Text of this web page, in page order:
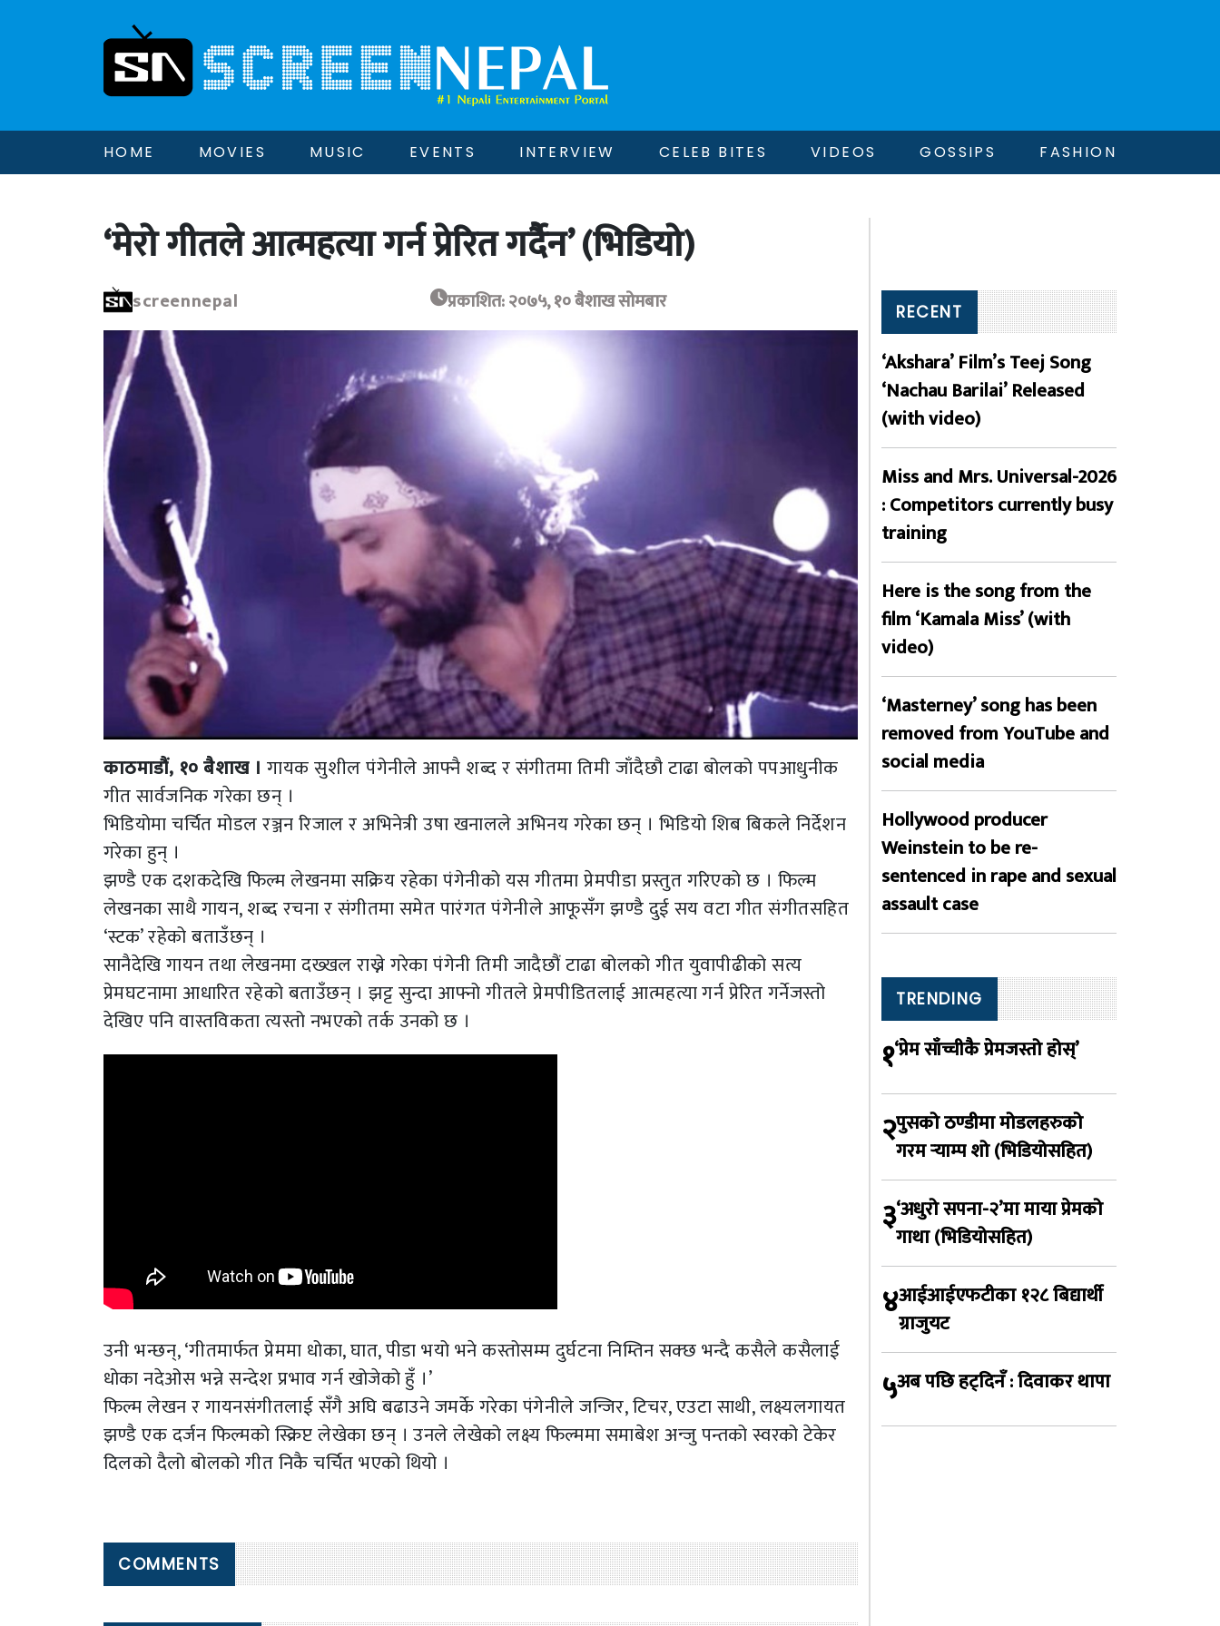
HOME MOVIES MUSIC EVENTS INTERVIEW CELEB BITES VIDEOS GOSSIPS FASHION
‘मेरो गीतले आत्महत्या गर्न प्रेरित गर्दैैन’ (भिडियो)
screennepal प्रकाशित: २०७५, १० बैशाख सोमबार
काठमाडौं, १० बैशाख । गायक सुशील पंगेनीले आफ्नै शब्द र संगीतमा तिमी जाँदैछौ टाढा बोलको पपआधुनीक
गीत सार्वजनिक गरेका छन् ।
भिडियोमा चर्चित मोडल रञ्जन रिजाल र अभिनेत्री उषा खनालले अभिनय गरेका छन् । भिडियो शिब बिकले निर्देशन
गरेका हुन् ।
झण्डै एक दशकदेखि फिल्म लेखनमा सक्रिय रहेका पंगेनीको यस गीतमा प्रेमपीडा प्रस्तुत गरिएको छ । फिल्म
लेखनका साथै गायन, शब्द रचना र संगीतमा समेत पारंगत पंगेनीले आफूसँग झण्डै दुई सय वटा गीत संगीतसहित
‘स्टक’ रहेको बताउँछन् ।
सानैदेखि गायन तथा लेखनमा दख्खल राख्ने गरेका पंगेनी तिमी जादैछौं टाढा बोलको गीत युवापीढीको सत्य
प्रेमघटनामा आधारित रहेको बताउँछन् । झट्ट सुन्दा आफ्नो गीतले प्रेमपीडितलाई आत्महत्या गर्न प्रेरित गर्नेजस्तो
देखिए पनि वास्तविकता त्यस्तो नभएको तर्क उनको छ ।
उनी भन्छन्, ‘गीतमार्फत प्रेममा धोका, घात, पीडा भयो भने कस्तोसम्म दुर्घटना निम्तिन सक्छ भन्दै कसैले कसैलाई
धोका नदेओस भन्ने सन्देश प्रभाव गर्न खोजेको हुँ ।’
फिल्म लेखन र गायनसंगीतलाई सँगै अघि बढाउने जमर्के गरेका पंगेनीले जन्जिर, टिचर, एउटा साथी, लक्ष्यलगायत
झण्डै एक दर्जन फिल्मको स्क्रिप्ट लेखेका छन् । उनले लेखेको लक्ष्य फिल्ममा समाबेश अन्जु पन्तको स्वरको टेकेर
दिलको दैलो बोलको गीत निकै चर्चित भएको थियो ।
COMMENTS
RECENT
‘Akshara’ Film’s Teej Song
‘Nachau Barilai’ Released
(with video)
Miss and Mrs. Universal-2026
: Competitors currently busy
training
Here is the song from the
film ‘Kamala Miss’ (with
video)
‘Masterney’ song has been
removed from YouTube and
social media
Hollywood producer
Weinstein to be re-
sentenced in rape and sexual
assault case
TRENDING
१‘प्रेम साँच्चीकै प्रेमजस्तो होस्’
२पुसको ठण्डीमा मोडलहरुको
गरम र्‍याम्प शो (भिडियोसहित)
३‘अधुरो सपना-२’मा माया प्रेमको
गाथा (भिडियोसहित)
४आईआईएफटीका १२८ बिद्यार्थी
ग्राजुयट
५अब पछि हट्दिनँ : दिवाकर थापा